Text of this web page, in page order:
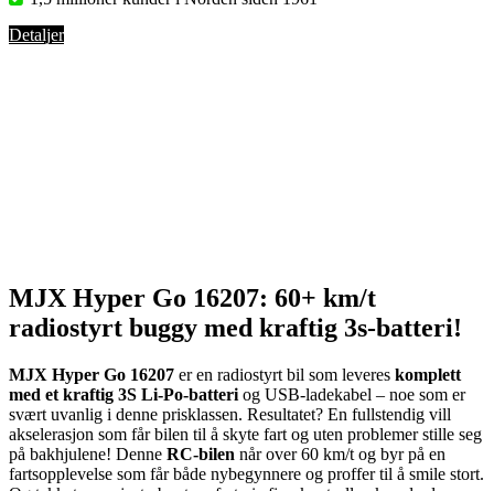
Detaljer
MJX Hyper Go 16207: 60+ km/t
radiostyrt buggy med kraftig 3s-batteri!
MJX Hyper Go 16207 er en radiostyrt bil som leveres komplett
med et kraftig 3S Li-Po-batteri og USB-ladekabel – noe som er
svært uvanlig i denne prisklassen. Resultatet? En fullstendig vill
akselerasjon som får bilen til å skyte fart og uten problemer stille seg
på bakhjulene! Denne RC-bilen når over 60 km/t og byr på en
fartsopplevelse som får både nybegynnere og proffer til å smile stort.